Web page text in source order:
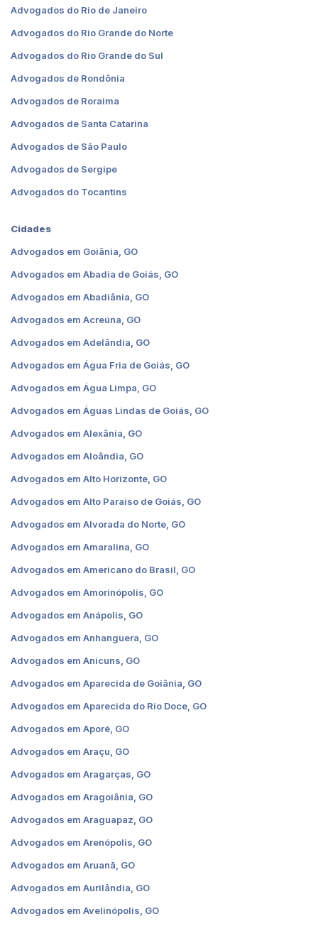
Advogados do Rio de Janeiro
Advogados do Rio Grande do Norte
Advogados do Rio Grande do Sul
Advogados de Rondônia
Advogados de Roraima
Advogados de Santa Catarina
Advogados de São Paulo
Advogados de Sergipe
Advogados do Tocantins
Cidades
Advogados em Goiânia, GO
Advogados em Abadia de Goiás, GO
Advogados em Abadiânia, GO
Advogados em Acreúna, GO
Advogados em Adelândia, GO
Advogados em Água Fria de Goiás, GO
Advogados em Água Limpa, GO
Advogados em Águas Lindas de Goiás, GO
Advogados em Alexânia, GO
Advogados em Aloândia, GO
Advogados em Alto Horizonte, GO
Advogados em Alto Paraíso de Goiás, GO
Advogados em Alvorada do Norte, GO
Advogados em Amaralina, GO
Advogados em Americano do Brasil, GO
Advogados em Amorinópolis, GO
Advogados em Anápolis, GO
Advogados em Anhanguera, GO
Advogados em Anicuns, GO
Advogados em Aparecida de Goiânia, GO
Advogados em Aparecida do Rio Doce, GO
Advogados em Aporé, GO
Advogados em Araçu, GO
Advogados em Aragarças, GO
Advogados em Aragoiânia, GO
Advogados em Araguapaz, GO
Advogados em Arenópolis, GO
Advogados em Aruanã, GO
Advogados em Aurilândia, GO
Advogados em Avelinópolis, GO